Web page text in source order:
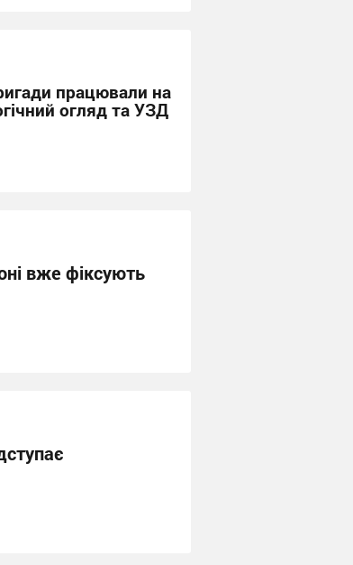
працювали на
огляд та УЗД
вже фіксують